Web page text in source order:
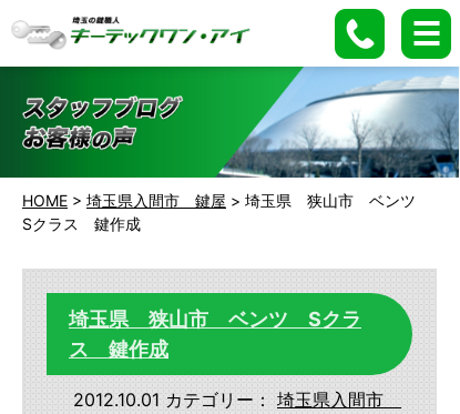
HOME > 埼玉県入間市 鍵屋 > 埼玉県 狭山市 ベンツ
Sクラス 鍵作成
埼玉県 狭山市 ベンツ Sクラ
ス 鍵作成
2012.10.01 カテゴリー： 埼玉県入間市